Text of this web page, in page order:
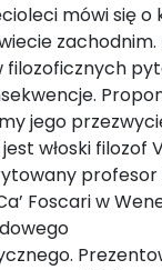
mówi się o
filozoficznych
jego
włoski filozof
Foscari w